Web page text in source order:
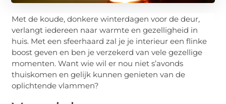
Met de koude, donkere winterdagen voor de deur,
verlangt iedereen naar warmte en gezelligheid in
huis. Met een sfeerhaard zal je je interieur een flinke
boost geven en ben je verzekerd van vele gezellige
momenten. Want wie wil er nou niet s’avonds
thuiskomen en gelijk kunnen genieten van de
oplichtende vlammen?